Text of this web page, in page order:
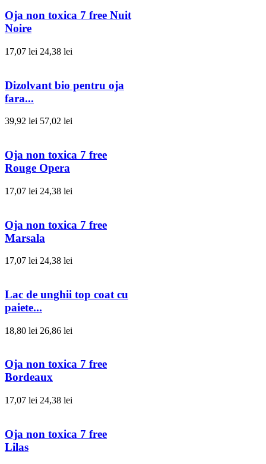
Oja non toxica 7 free Nuit
Noire
17,07 lei 24,38 lei
Dizolvant bio pentru oja
fara...
39,92 lei 57,02 lei
Oja non toxica 7 free
Rouge Opera
17,07 lei 24,38 lei
Oja non toxica 7 free
Marsala
17,07 lei 24,38 lei
Lac de unghii top coat cu
paiete...
18,80 lei 26,86 lei
Oja non toxica 7 free
Bordeaux
17,07 lei 24,38 lei
Oja non toxica 7 free
Lilas